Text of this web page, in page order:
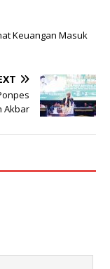
Keuangan Masuk
Akbar